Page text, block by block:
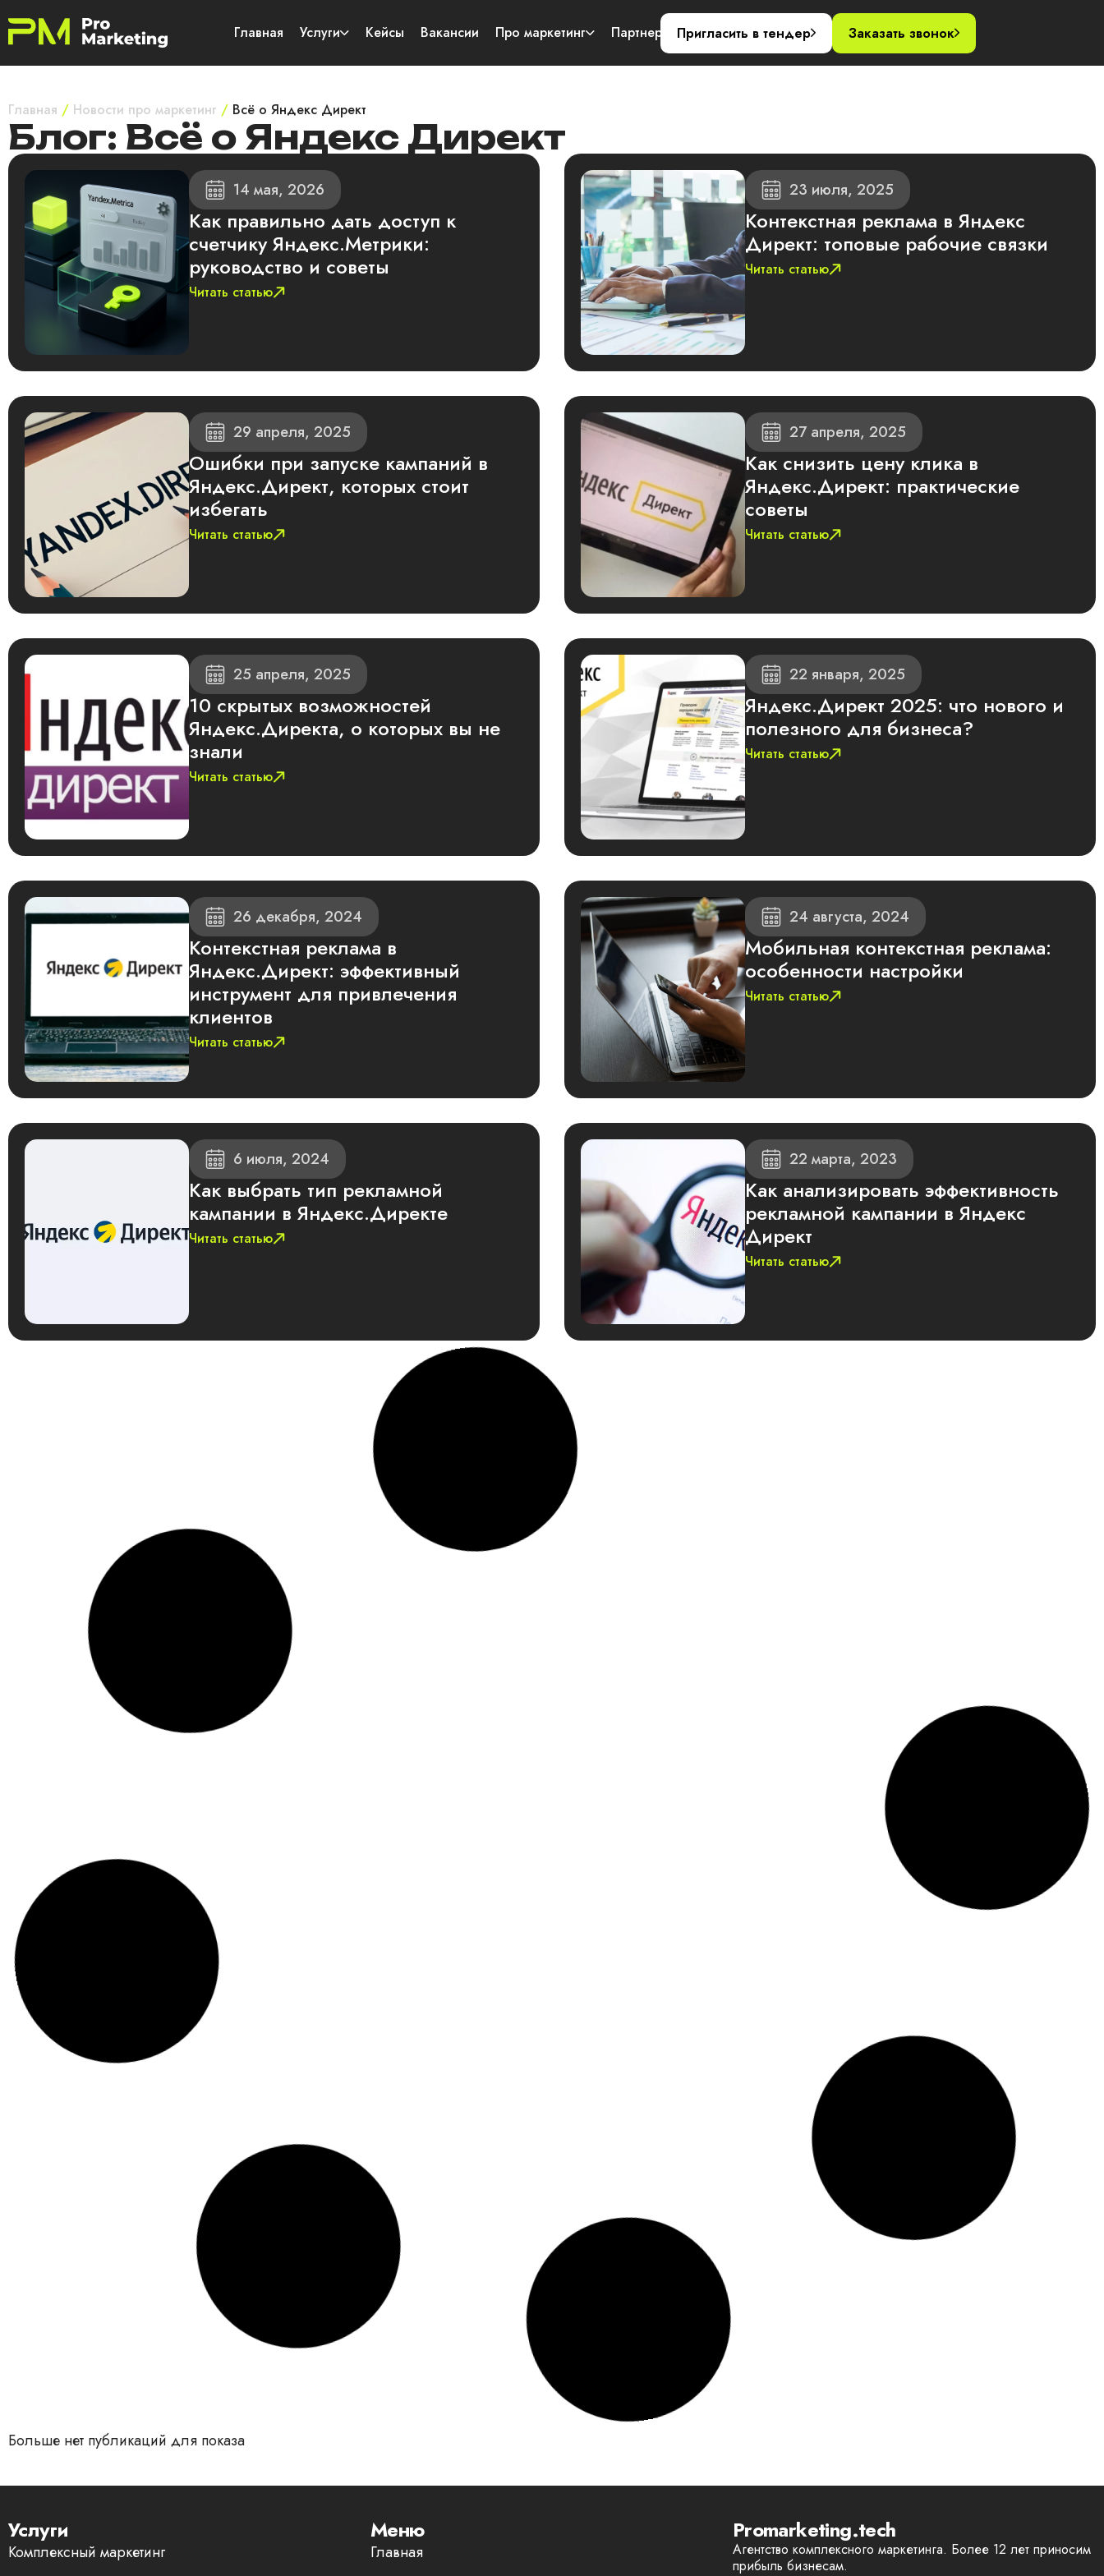
Главная Услуги Кейсы Вакансии Про маркетинг Партнерам Контакты
Пригласить в тендер Заказать звонок
Главная / Новости про маркетинг / Всё о Яндекс Директ
Блог: Всё о Яндекс Директ
14 мая, 2026
Как правильно дать доступ к
счетчику Яндекс.Метрики:
руководство и советы
Читать статью
23 июля, 2025
Контекстная реклама в Яндекс
Директ: топовые рабочие связки
Читать статью
29 апреля, 2025
Ошибки при запуске кампаний в
Яндекс.Директ, которых стоит
избегать
Читать статью
27 апреля, 2025
Как снизить цену клика в
Яндекс.Директ: практические
советы
Читать статью
25 апреля, 2025
10 скрытых возможностей
Яндекс.Директа, о которых вы не
знали
Читать статью
22 января, 2025
Яндекс.Директ 2025: что нового и
полезного для бизнеса?
Читать статью
26 декабря, 2024
Контекстная реклама в
Яндекс.Директ: эффективный
инструмент для привлечения
клиентов
Читать статью
24 августа, 2024
Мобильная контекстная реклама:
особенности настройки
Читать статью
6 июля, 2024
Как выбрать тип рекламной
кампании в Яндекс.Директе
Читать статью
22 марта, 2023
Как анализировать эффективность
рекламной кампании в Яндекс
Директ
Читать статью
Больше нет публикаций для показа
Услуги
Комплексный маркетинг
Меню
Главная
Promarketing.tech
Агентство комплексного маркетинга. Более 12 лет приносим
прибыль бизнесам.